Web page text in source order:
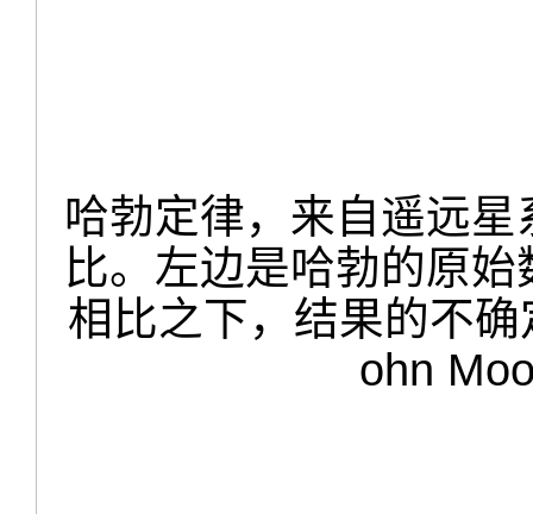
哈勃定律，来自遥远
比。左边是哈勃的原
相比之下，结果的不
ohn